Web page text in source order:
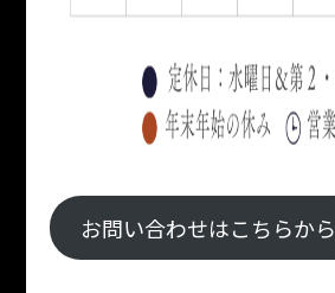
お問い合わせはこちらから